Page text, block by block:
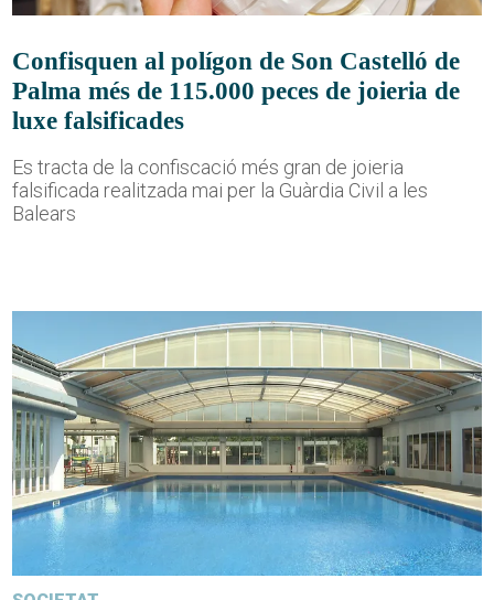
Confisquen al polígon de Son Castelló de
Palma més de 115.000 peces de joieria de
luxe falsificades
Es tracta de la confiscació més gran de joieria
falsificada realitzada mai per la Guàrdia Civil a les
Balears